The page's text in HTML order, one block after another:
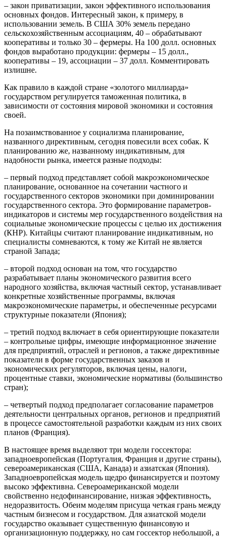
– закон приватизации, закон эффективного использования
основных фондов. Интересный закон, к примеру, в
использовании земель. В США 30% земель передано
сельскохозяйственным ассоциациям, 40 – обрабатывают
кооперативы и только 30 – фермеры. На 100 долл. основных
фондов выработано продукции: фермеры – 15 долл.,
кооперативы – 19, ассоциации – 37 долл. Комментировать
излишне.
Как правило в каждой стране «золотого миллиарда»
государством регулируется таможенная политика, в
зависимости от состояния мировой экономики и состояния
своей.
На позаимствованное у социализма планирование,
названного директивным, сегодня повесили всех собак. К
планированию же, названному индикативным, для
надобности рынка, имеется разные подходы:
– первый подход представляет собой макроэкономическое
планирование, основанное на сочетании частного и
государственного секторов экономики при доминировании
государственного сектора. Это формирование параметров-
индикаторов и системы мер государственного воздействия на
социальные экономические процессы с целью их достижения
(КНР). Китайцы считают планирование индикативным, но
специалисты сомневаются, к тому же Китай не является
страной Запада;
– второй подход основан на том, что государство
разрабатывает планы экономического развития всего
народного хозяйства, включая частный сектор, устанавливает
конкретные хозяйственные программы, включая
макроэкономические параметры, и обеспеченные ресурсами
структурные показатели (Япония);
– третий подход включает в себя ориентирующие показатели
– контрольные цифры, имеющие информационное значение
для предприятий, отраслей и регионов, а также директивные
показатели в форме государственных заказов и
экономических регуляторов, включая цены, налоги,
процентные ставки, экономические нормативы (большинство
стран);
– четвертый подход предполагает согласование параметров
деятельности центральных органов, регионов и предприятий
в процессе самостоятельной разработки каждым из них своих
планов (Франция).
В настоящее время выделяют три модели госсектора:
западноевропейская (Португалия, Франция и другие страны),
североамериканская (США, Канада) и азиатская (Япония).
Западноевропейская модель щедро финансируется и поэтому
высоко эффективна. Североамериканской модели
свойственно недофинансирование, низкая эффективность,
недоразвитость. Обеим моделям присуща четкая грань между
частным бизнесом и государством. Для азиатской модели
государство оказывает существенную финансовую и
организационную поддержку, но сам госсектор небольшой, а